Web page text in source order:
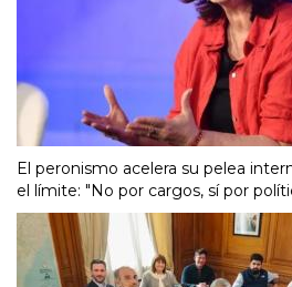
El peronismo acelera su pelea
el límite: "No por cargos, sí por